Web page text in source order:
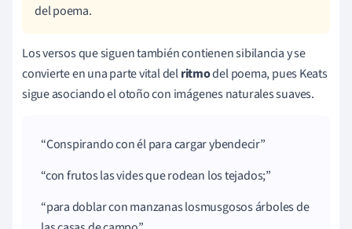
del poema.
Los versos que siguen también contienen sibilancia y se
convierte en una parte vital delritmodel poema, pues Keats
sigue asociando el otoño con imágenes naturales suaves.
Conspirandocon él para cargar ybendecir
con frutos lasvidesque rodean lostejados;
para doblar con manzanas losmusgososárbolesde